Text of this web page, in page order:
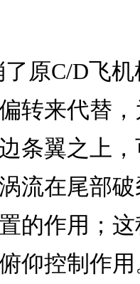
了原C/D飞
转来代替
条翼之上
流在尾部
的作用；
仰控制作